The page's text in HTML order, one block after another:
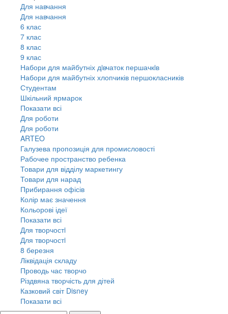
Для навчання
Для навчання
6 клас
7 клас
8 клас
9 клас
Набори для майбутніх дiвчаток першачкiв
Набори для майбутніх хлопчиків першокласників
Студентам
Шкільний ярмарок
Показати всі
Для роботи
Для роботи
ARTEO
Галузева пропозиція для промисловості
Рабочее пространство ребенка
Товари для відділу маркетингу
Товари для нарад
Прибирання офісів
Колір має значення
Кольорові ідеї
Показати всі
Для творчостi
Для творчостi
8 березня
Ліквідація складу
Проводь час творчо
Різдвяна творчість для дітей
Казковий світ Disney
Показати всі